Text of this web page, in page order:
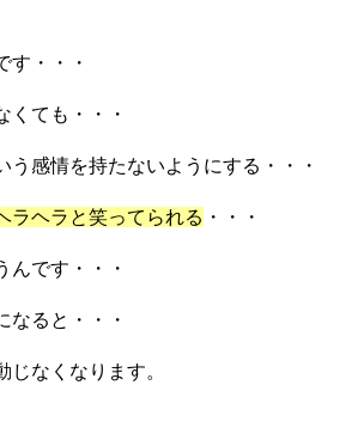
す・・・
くても・・・
う感情を持たないようにする・・・
ラヘラと笑ってられる ・・・
んです・・・
なると・・・
じなくなります。